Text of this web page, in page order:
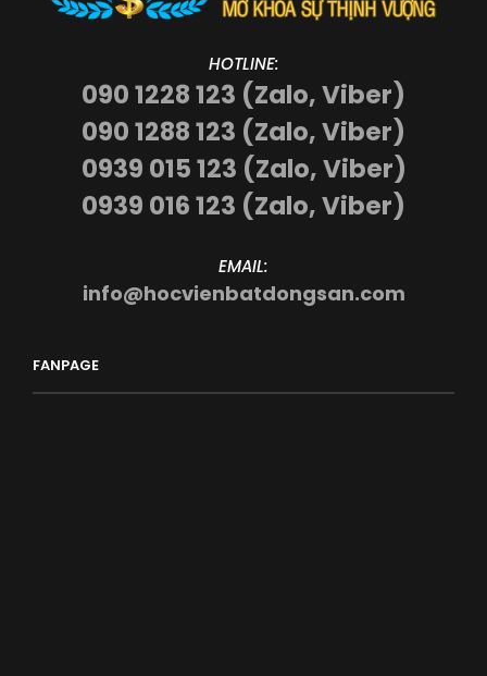
HOTLINE:
090 1228 123 (Zalo, Viber)
090 1288 123 (Zalo, Viber)
0939 015 123 (Zalo, Viber)
0939 016 123 (Zalo, Viber)
EMAIL:
info@hocvienbatdongsan.com
FANPAGE